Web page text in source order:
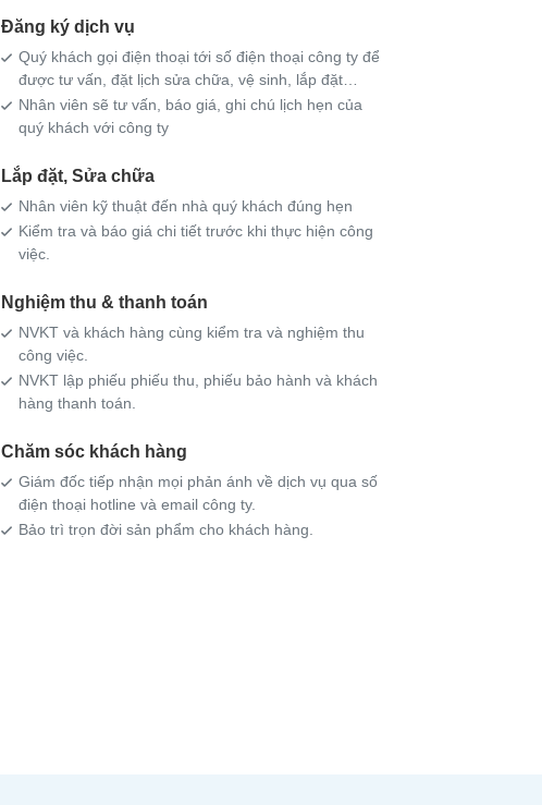
Đăng ký dịch vụ
Quý khách gọi điện thoại tới số điện thoại công ty để
được tư vấn, đặt lịch sửa chữa, vệ sinh, lắp đặt…
Nhân viên sẽ tư vấn, báo giá, ghi chú lịch hẹn của
quý khách với công ty
Lắp đặt, Sửa chữa
Nhân viên kỹ thuật đến nhà quý khách đúng hẹn
Kiểm tra và báo giá chi tiết trước khi thực hiện công
việc.
Nghiệm thu & thanh toán
NVKT và khách hàng cùng kiểm tra và nghiệm thu
công việc.
NVKT lập phiếu phiếu thu, phiếu bảo hành và khách
hàng thanh toán.
Chăm sóc khách hàng
Giám đốc tiếp nhận mọi phản ánh về dịch vụ qua số
điện thoại hotline và email công ty.
Bảo trì trọn đời sản phẩm cho khách hàng.